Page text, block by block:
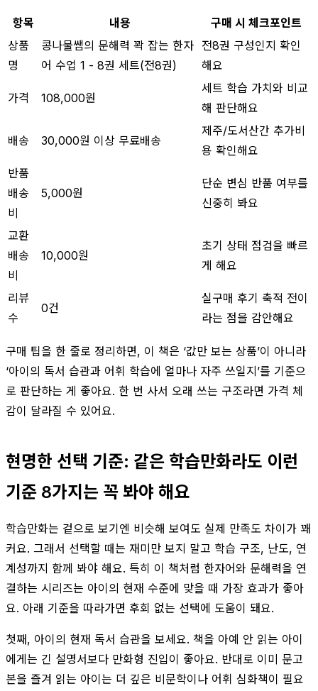
항목 내용
구매 시 체크포인트
상품
명
콩나물쌤의 문해력 꽉 잡는 한자
어 수업 1 - 8권 세트(전8권)
전8권 구성인지 확인
해요
가격 108,000원
세트 학습 가치와 비교
해 판단해요
배송 30,000원 이상 무료배송
제주/도서산간 추가비
용 확인해요
반품
배송
비
5,000원
단순 변심 반품 여부를
신중히 봐요
교환
배송
비
10,000원
초기 상태 점검을 빠르
게 해요
리뷰
수
0건
실구매 후기 축적 전이
라는 점을 감안해요
구매 팁을 한 줄로 정리하면, 이 책은 ‘값만 보는 상품’이 아니라
‘아이의 독서 습관과 어휘 학습에 얼마나 자주 쓰일지’를 기준으
로 판단하는 게 좋아요. 한 번 사서 오래 쓰는 구조라면 가격 체
감이 달라질 수 있어요.
현명한 선택 기준: 같은 학습만화라도 이런
기준 8가지는 꼭 봐야 해요
학습만화는 겉으로 보기엔 비슷해 보여도 실제 만족도 차이가 꽤
커요. 그래서 선택할 때는 재미만 보지 말고 학습 구조, 난도, 연
계성까지 함께 봐야 해요. 특히 이 책처럼 한자어와 문해력을 연
결하는 시리즈는 아이의 현재 수준에 맞을 때 가장 효과가 좋아
요. 아래 기준을 따라가면 후회 없는 선택에 도움이 돼요.
첫째, 아이의 현재 독서 습관을 보세요. 책을 아예 안 읽는 아이
에게는 긴 설명서보다 만화형 진입이 좋아요. 반대로 이미 문고
본을 즐겨 읽는 아이는 더 깊은 비문학이나 어휘 심화책이 필요